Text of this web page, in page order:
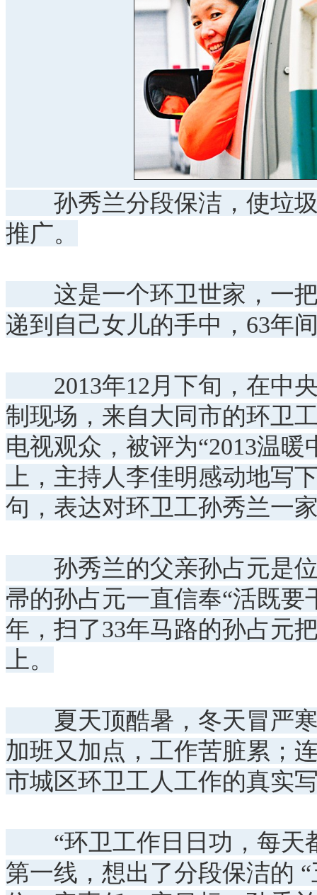
孙秀兰分段保洁，使垃圾
推广。
这是一个环卫世家，一把
递到自己女儿的手中，63
2013年12月下旬，在中央
制现场，来自大同市的环卫
电视观众，被评为“2013温
上，主持人李佳明感动地写
句，表达对环卫工孙秀兰一
孙秀兰的父亲孙占元是位
帚的孙占元一直信奉“活既要
年，扫了33年马路的孙占元
上。
夏天顶酷暑，冬天冒严寒
加班又加点，工作苦脏累；
市城区环卫工人工作的真实
“环卫工作日日功，每天
第一线，想出了分段保洁的